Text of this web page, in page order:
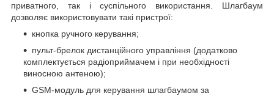
приватного, так і суспільного використання. Шлагбаум
дозволяє використовувати такі пристрої:
кнопка ручного керування;
пульт-брелок дистанційного управління (додатково
комплектується радіоприймачем і при необхідності
виносною антеною);
GSM-модуль для керування шлагбаумом за